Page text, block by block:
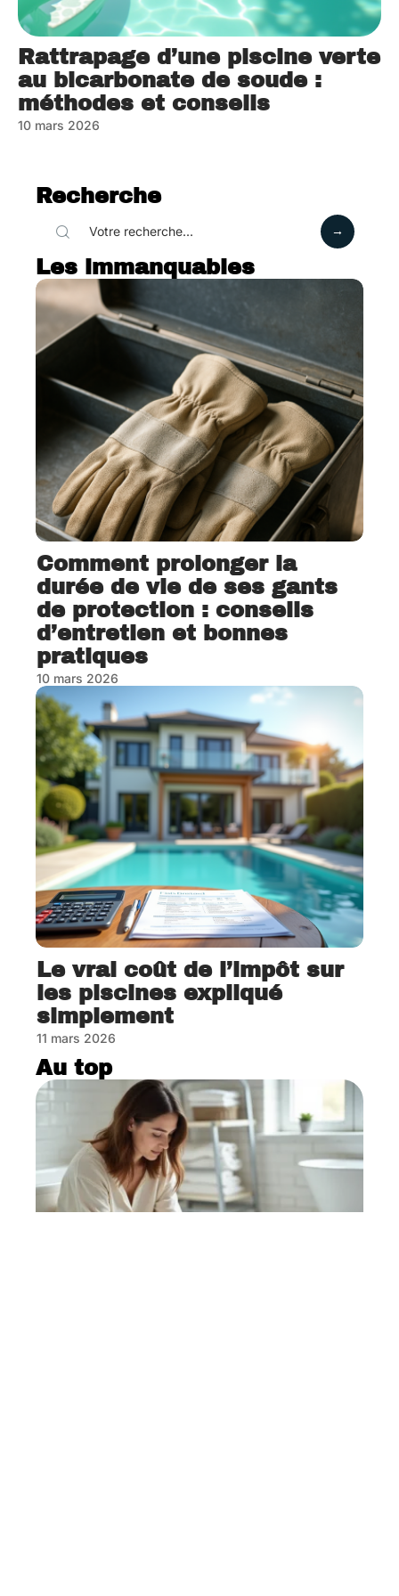
Rattrapage d’une piscine verte
au bicarbonate de soude :
méthodes et conseils
10 mars 2026
Recherche
Les immanquables
Comment prolonger la
durée de vie de ses gants
de protection : conseils
d’entretien et bonnes
pratiques
10 mars 2026
Le vrai coût de l’impôt sur
les piscines expliqué
simplement
11 mars 2026
Au top